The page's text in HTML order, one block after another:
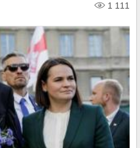
1 111